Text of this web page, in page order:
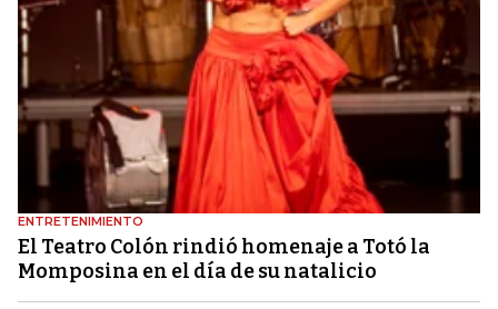
ENTRETENIMIENTO
El Teatro Colón rindió homenaje a Totó la
Momposina en el día de su natalicio